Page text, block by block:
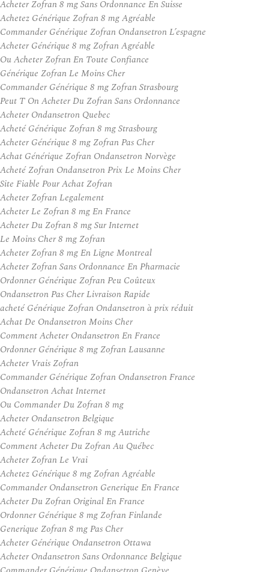
Acheter Zofran 8 mg Sans Ordonnance En Suisse
Achetez Générique Zofran 8 mg Agréable
Commander Générique Zofran Ondansetron L’espagne
Acheter Générique 8 mg Zofran Agréable
Ou Acheter Zofran En Toute Confiance
Générique Zofran Le Moins Cher
Commander Générique 8 mg Zofran Strasbourg
Peut T On Acheter Du Zofran Sans Ordonnance
Acheter Ondansetron Quebec
Acheté Générique Zofran 8 mg Strasbourg
Acheter Générique 8 mg Zofran Pas Cher
Achat Générique Zofran Ondansetron Norvège
Acheté Zofran Ondansetron Prix Le Moins Cher
Site Fiable Pour Achat Zofran
Acheter Zofran Legalement
Acheter Le Zofran 8 mg En France
Acheter Du Zofran 8 mg Sur Internet
Le Moins Cher 8 mg Zofran
Acheter Zofran 8 mg En Ligne Montreal
Acheter Zofran Sans Ordonnance En Pharmacie
Ordonner Générique Zofran Peu Coûteux
Ondansetron Pas Cher Livraison Rapide
acheté Générique Zofran Ondansetron à prix réduit
Achat De Ondansetron Moins Cher
Comment Acheter Ondansetron En France
Ordonner Générique 8 mg Zofran Lausanne
Acheter Vrais Zofran
Commander Générique Zofran Ondansetron France
Ondansetron Achat Internet
Ou Commander Du Zofran 8 mg
Acheter Ondansetron Belgique
Acheté Générique Zofran 8 mg Autriche
Comment Acheter Du Zofran Au Québec
Acheter Zofran Le Vrai
Achetez Générique 8 mg Zofran Agréable
Commander Ondansetron Generique En France
Acheter Du Zofran Original En France
Ordonner Générique 8 mg Zofran Finlande
Generique Zofran 8 mg Pas Cher
Acheter Générique Ondansetron Ottawa
Acheter Ondansetron Sans Ordonnance Belgique